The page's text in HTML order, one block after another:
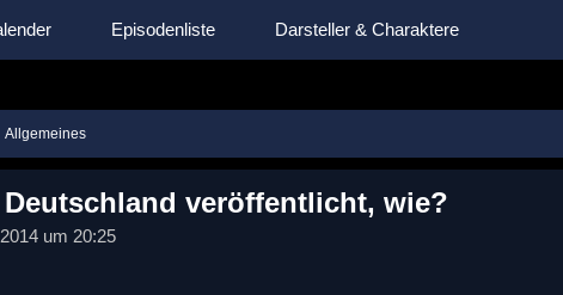
Episodenliste Darsteller & Charaktere
Allgemeines
veröffentlicht, wie?
um 20:25